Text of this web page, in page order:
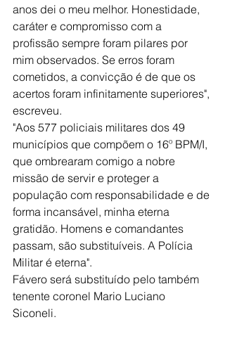
anos dei o meu melhor. Honestidade,
caráter e compromisso com a
profissão sempre foram pilares por
mim observados. Se erros foram
cometidos, a convicção é de que os
acertos foram infinitamente superiores",
escreveu.
"Aos 577 policiais militares dos 49
municípios que compõem o 16º BPM/I,
que ombrearam comigo a nobre
missão de servir e proteger a
população com responsabilidade e de
forma incansável, minha eterna
gratidão. Homens e comandantes
passam, são substituíveis. A Polícia
Militar é eterna".
Fávero será substituído pelo também
tenente coronel Mario Luciano
Siconeli.